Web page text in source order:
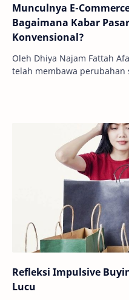
Munculnya E-
Bagaimana Kabar
Konvensional?
Oleh Dhiya Najam Fattah
telah membawa perubahan
Refleksi Impulsive
Lucu